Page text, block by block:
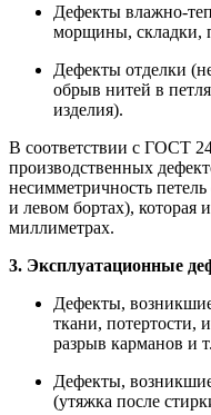
Дефекты влажно-
морщины, складки,
Дефекты отделки
обрыв нитей в
изделия).
В соответствии с ГОСТ
производственных
несимметричность
и левом бортах), которая
миллиметрах.
3. Эксплуатационные
Дефекты,
ткани, потертости,
разрыв карманов и
Дефекты,
(утяжка после